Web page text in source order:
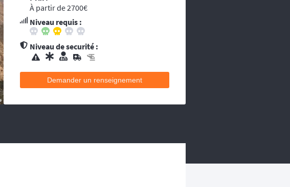
À partir de 2700€
Niveau requis :
Niveau de securité :
ainsi que des médecins et équipes médicales qui se
que des médecins et équipes médicales qui se
Demander un renseignement